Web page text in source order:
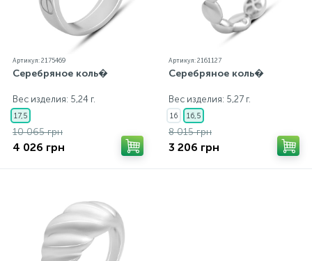
Артикул: 2175469
Серебряное коль�
Вес изделия: 5,24 г.
17,5
10 065 грн
4 026 грн
Артикул: 2161127
Серебряное коль�
Вес изделия: 5,27 г.
16 16,5
8 015 грн
3 206 грн